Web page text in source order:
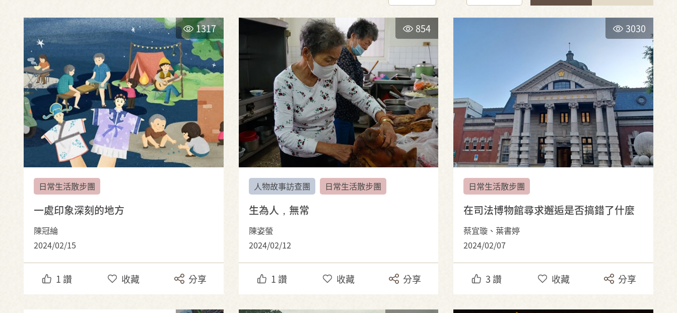
1317
日常生活散步團
一處印象深刻的地方
陳冠綸
2024/02/15
1讚 收藏 分享
854
人物故事訪查團 日常生活散步團
生為人，無常
陳姿螢
2024/02/12
1讚 收藏 分享
3030
日常生活散步團
在司法博物館尋求邂逅是否搞錯了什麼
蔡宜璇、葉書婷
2024/02/07
3讚 收藏 分享